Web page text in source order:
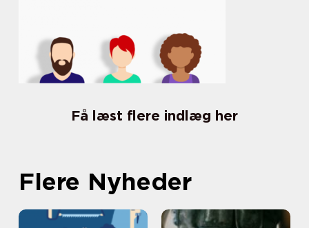
Få læst flere indlæg her
Flere Nyheder